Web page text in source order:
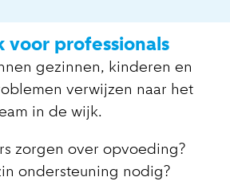
voor professionals
gezinnen, kinderen en
verwijzen naar het
in de wijk.
zorgen over opvoeding?
ondersteuning nodig?